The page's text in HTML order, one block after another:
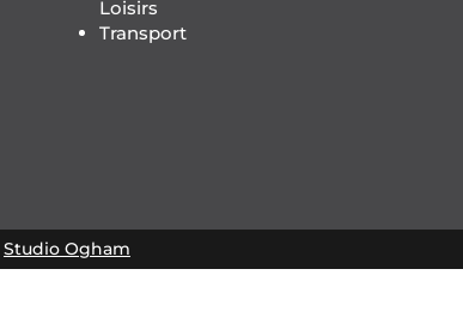
Loisirs
Transport
Studio Ogham